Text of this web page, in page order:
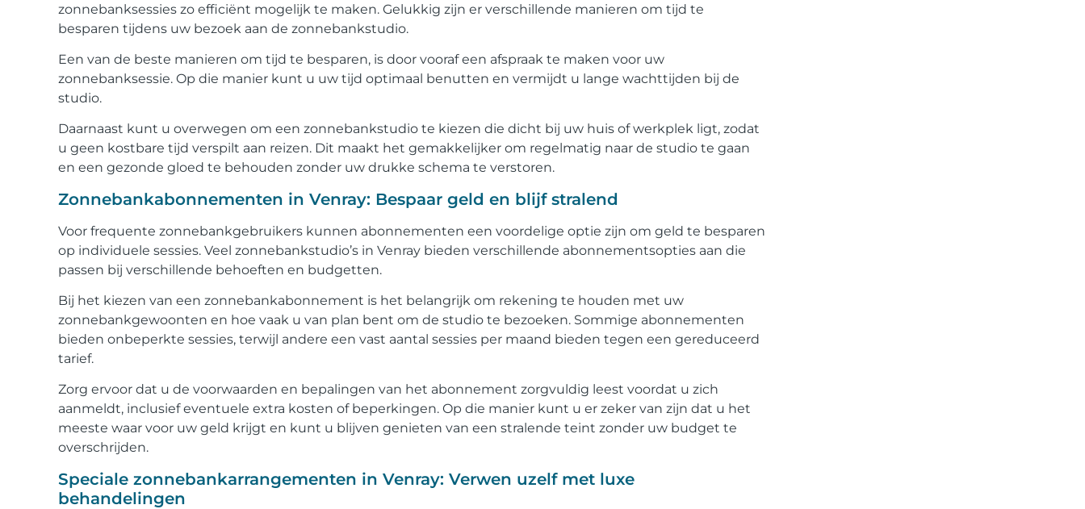
zonnebanksessies zo efficiënt mogelijk te maken. Gelukkig zijn er verschillende manieren om tijd te
besparen tijdens uw bezoek aan de zonnebankstudio.
Een van de beste manieren om tijd te besparen, is door vooraf een afspraak te maken voor uw
zonnebanksessie. Op die manier kunt u uw tijd optimaal benutten en vermijdt u lange wachttijden bij de
studio.
Daarnaast kunt u overwegen om een zonnebankstudio te kiezen die dicht bij uw huis of werkplek ligt, zodat
u geen kostbare tijd verspilt aan reizen. Dit maakt het gemakkelijker om regelmatig naar de studio te gaan
en een gezonde gloed te behouden zonder uw drukke schema te verstoren.
Zonnebankabonnementen in Venray: Bespaar geld en blijf stralend
Voor frequente zonnebankgebruikers kunnen abonnementen een voordelige optie zijn om geld te besparen
op individuele sessies. Veel zonnebankstudio’s in Venray bieden verschillende abonnementsopties aan die
passen bij verschillende behoeften en budgetten.
Bij het kiezen van een zonnebankabonnement is het belangrijk om rekening te houden met uw
zonnebankgewoonten en hoe vaak u van plan bent om de studio te bezoeken. Sommige abonnementen
bieden onbeperkte sessies, terwijl andere een vast aantal sessies per maand bieden tegen een gereduceerd
tarief.
Zorg ervoor dat u de voorwaarden en bepalingen van het abonnement zorgvuldig leest voordat u zich
aanmeldt, inclusief eventuele extra kosten of beperkingen. Op die manier kunt u er zeker van zijn dat u het
meeste waar voor uw geld krijgt en kunt u blijven genieten van een stralende teint zonder uw budget te
overschrijden.
Speciale zonnebankarrangementen in Venray: Verwen uzelf met luxe
behandelingen